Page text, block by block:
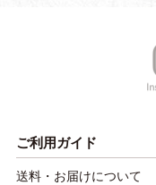
ご利用ガイド
送料・お届けについて